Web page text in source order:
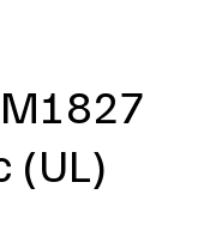
(UL)